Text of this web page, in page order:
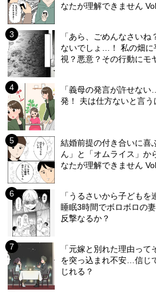
なたが理解できません
「あら、ごめんなさい
ないでしょ…！ 私の畑
視？悪意？その行動にモ
「義母の発言が許せな
発！ 夫は仕方ないと言う
結婚前提の付き合いに
ん」と「オムライス」か
なたが理解できません
「うるさいから子ども
睡眠3時間でボロボロの
反撃なるか？
「元嫁と別れた理由っ
を突っ込まれ不安…信じ
じれる？